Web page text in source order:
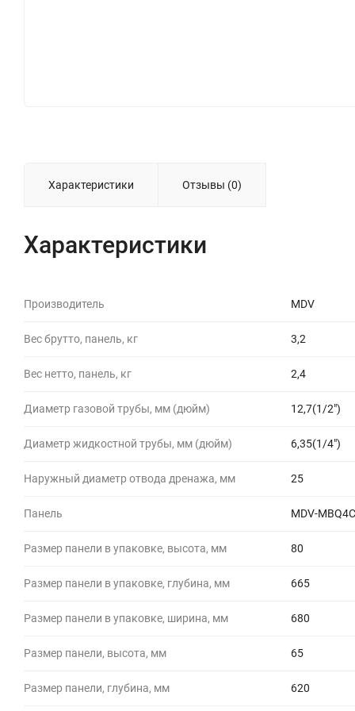
Характеристики Отзывы (0)
Характеристики
Производитель MDV
Вес брутто, панель, кг 3,2
Вес нетто, панель, кг 2,4
Диаметр газовой трубы, мм (дюйм) 12,7(1/2")
Диаметр жидкостной трубы, мм (дюйм) 6,35(1/4")
Наружный диаметр отвода дренажа, мм 25
Панель MDV-
Размер панели в упаковке, высота, мм 80
Размер панели в упаковке, глубина, мм 665
Размер панели в упаковке, ширина, мм 680
Размер панели, высота, мм 65
Размер панели, глубина, мм 620